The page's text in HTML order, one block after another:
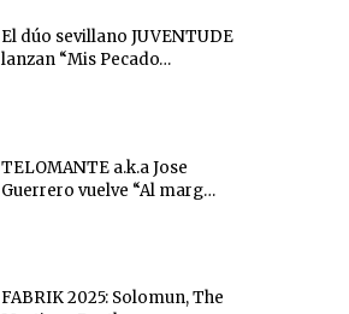
El dúo sevillano JUVENTUDE
lanzan “Mis Pecado…
TELOMANTE a.k.a Jose
Guerrero vuelve “Al marg…
FABRIK 2025: Solomun, The